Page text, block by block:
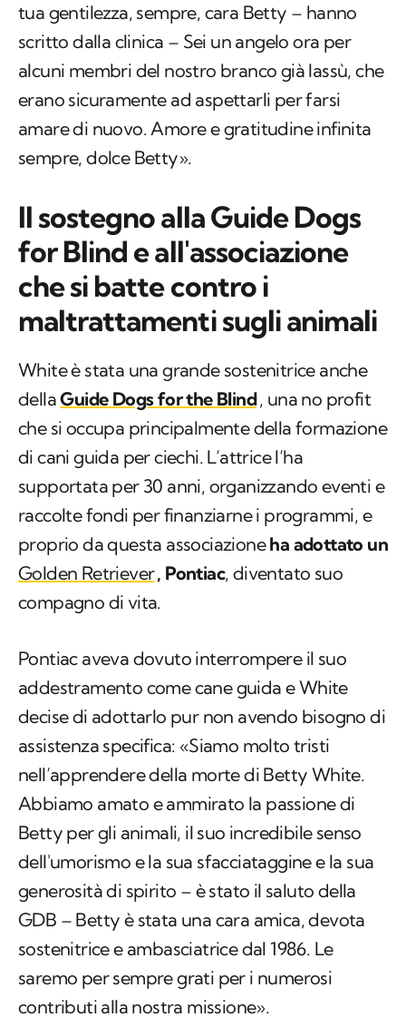
tua gentilezza, sempre, cara Betty – hanno
scritto dalla clinica – Sei un angelo ora per
alcuni membri del nostro branco già lassù, che
erano sicuramente ad aspettarli per farsi
amare di nuovo. Amore e gratitudine infinita
sempre, dolce Betty».
Il sostegno alla Guide Dogs
for Blind e all'associazione
che si batte contro i
maltrattamenti sugli animali
White è stata una grande sostenitrice anche
dellaGuide Dogs for the Blind, una no profit
che si occupa principalmente della formazione
di cani guida per ciechi. L’attrice l’ha
supportata per 30 anni, organizzando eventi e
raccolte fondi per finanziarne i programmi, e
proprio da questa associazioneha adottato un
Golden Retriever, Pontiac, diventato suo
compagno di vita.
Pontiac aveva dovuto interrompere il suo
addestramento come cane guida e White
decise di adottarlo pur non avendo bisogno di
assistenza specifica: «Siamo molto tristi
nell’apprendere della morte di Betty White.
Abbiamo amato e ammirato la passione di
Betty per gli animali, il suo incredibile senso
dell'umorismo e la sua sfacciataggine e la sua
generosità di spirito – è stato il saluto della
GDB – Betty è stata una cara amica, devota
sostenitrice e ambasciatrice dal 1986. Le
saremo per sempre grati per i numerosi
contributi alla nostra missione».